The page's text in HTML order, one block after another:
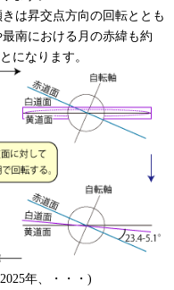
は昇交点方向の回転ととも
南における月の赤緯も約
になります。
年、・・・)